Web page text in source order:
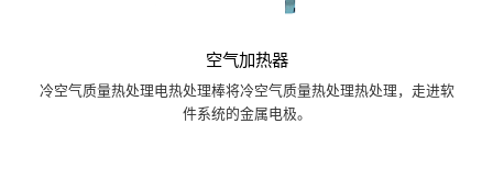
空气加热器
冷空气质量热处理电热处理棒将冷空气质量热处理热处理，走进软
件系统的金属电极。